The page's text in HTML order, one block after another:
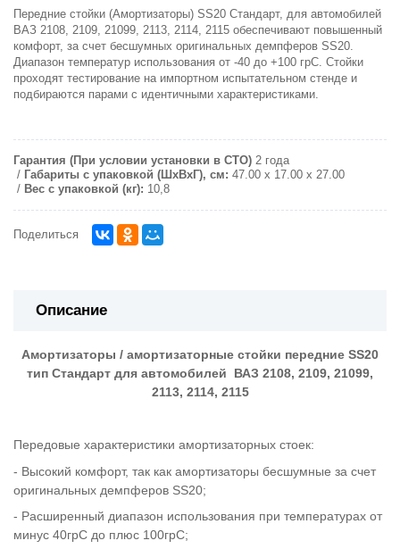
Передние стойки (Амортизаторы) SS20 Стандарт, для автомобилей
ВАЗ 2108, 2109, 21099, 2113, 2114, 2115 обеспечивают повышенный
комфорт, за счет бесшумных оригинальных демпферов SS20.
Диапазон температур использования от -40 до +100 грС. Стойки
проходят тестирование на импортном испытательном стенде и
подбираются парами с идентичными характеристиками.
Гарантия (При условии установки в СТО) 2 года
Габариты с упаковкой (ШxВxГ), см: 47.00 x 17.00 x 27.00
Вес с упаковкой (кг): 10,8
Поделиться
Описание
Амортизаторы / амортизаторные стойки передние SS20
тип Стандарт для автомобилей ВАЗ 2108, 2109, 21099,
2113, 2114, 2115
Передовые характеристики амортизаторных стоек:
- Высокий комфорт, так как амортизаторы бесшумные за счет
оригинальных демпферов SS20;
- Расширенный диапазон использования при температурах от
минус 40грС до плюс 100грС;